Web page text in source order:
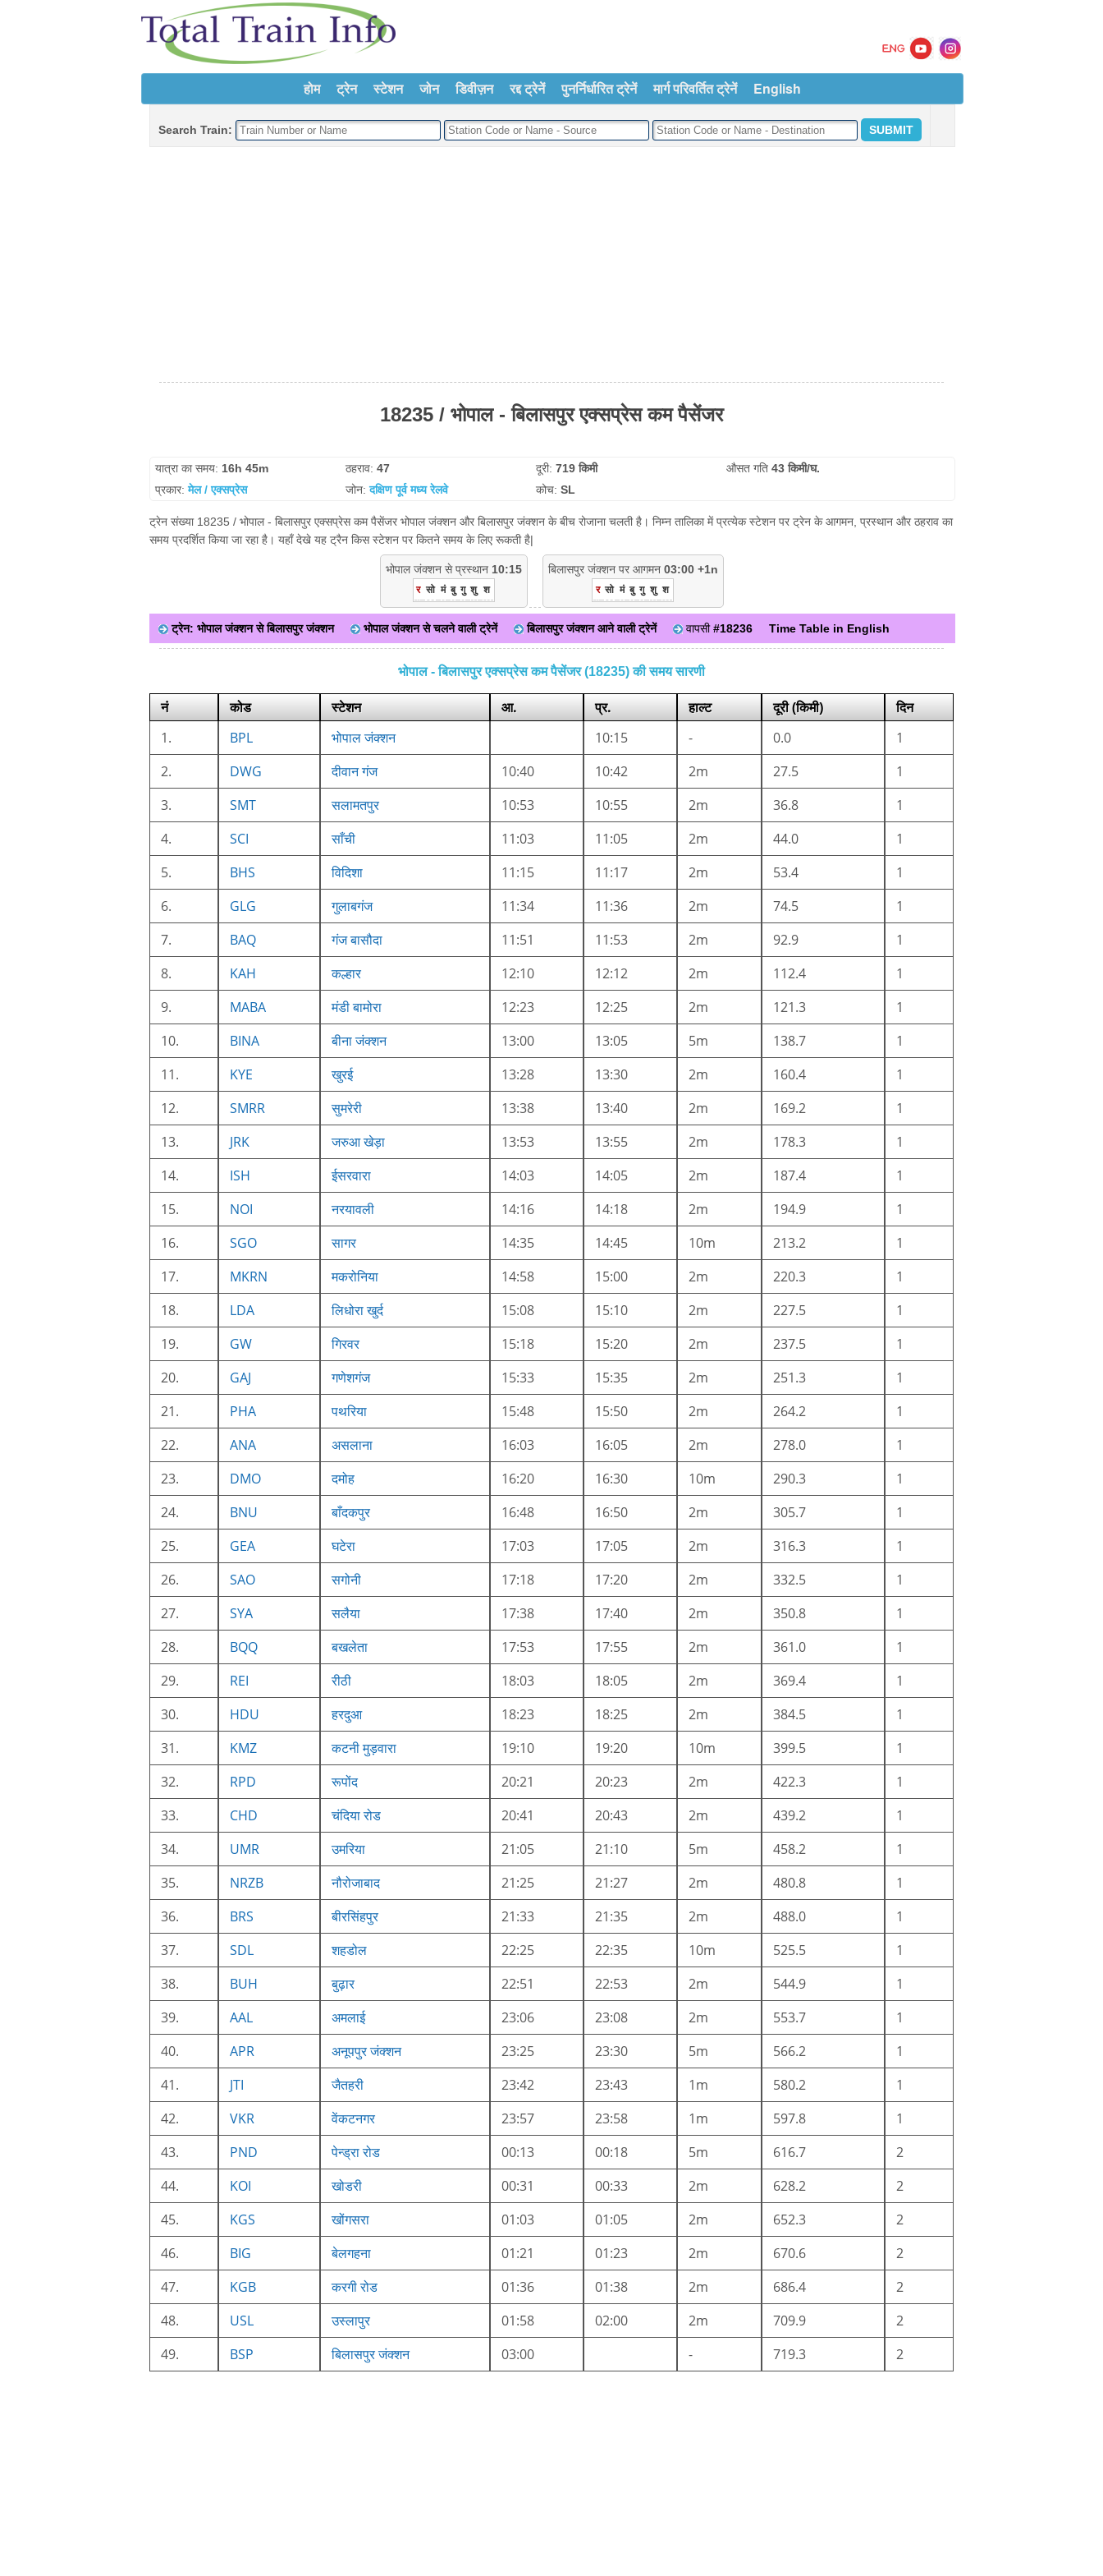
होम ट्रेन स्टेशन जोन डिवीज़न रद्द ट्रेनें पुनर्निर्धारित ट्रेनें मार्ग परिवर्तित ट्रेनें English
Search Train:
18235 / भोपाल - बिलासपुर एक्सप्रेस कम पैसेंजर
यात्रा का समय: 16h 45m ठहराव: 47 दूरी: 719 किमी औसत गति 43 किमी/घ.
प्रकार:मेल / एक्सप्रेस जोन:दक्षिण पूर्व मध्य रेलवे कोच: SL
ट्रेन संख्या 18235 / भोपाल - बिलासपुर एक्सप्रेस कम पैसेंजर भोपाल जंक्शन और बिलासपुर जंक्शन के बीच रोजाना चलती है। निम्न तालिका में प्रत्येक स्टेशन पर ट्रेन के आगमन, प्रस्थान और ठहराव का
समय प्रदर्शित किया जा रहा है। यहाँ देखे यह ट्रैन किस स्टेशन पर कितने समय के लिए रूकती है|
भोपाल जंक्शन से प्रस्थान 10:15
र सो मं बु गु शु श
बिलासपुर जंक्शन पर आगमन 03:00 +1n
र सो मं बु गु शु श
ट्रेन: भोपाल जंक्शन से बिलासपुर जंक्शन भोपाल जंक्शन से चलने वाली ट्रेनें बिलासपुर जंक्शन आने वाली ट्रेनें वापसी#18236 Time Table in English
भोपाल - बिलासपुर एक्सप्रेस कम पैसेंजर (18235) की समय सारणी
नं कोड स्टेशन आ. प्र. हाल्ट दूरी (किमी)
दिन
1.
BPL भोपाल जंक्शन 10:15 - 0.0
1
2.
DWG दीवान गंज 10:40 10:42 2m 27.5
1
3.
SMT सलामतपुर 10:53 10:55 2m 36.8
1
4.
SCI साँची 11:03 11:05 2m 44.0
1
5.
BHS विदिशा 11:15 11:17 2m 53.4
1
6.
GLG गुलाबगंज 11:34 11:36 2m 74.5
1
7.
BAQ गंज बासौदा 11:51 11:53 2m 92.9
1
8.
KAH कल्हार 12:10 12:12 2m 112.4
1
9.
MABA मंडी बामोरा 12:23 12:25 2m 121.3
1
10.
BINA बीना जंक्शन 13:00 13:05 5m 138.7
1
11.
KYE खुरई 13:28 13:30 2m 160.4
1
12.
SMRR सुमरेरी 13:38 13:40 2m 169.2
1
13.
JRK जरुआ खेड़ा 13:53 13:55 2m 178.3
1
14.
ISH ईसरवारा 14:03 14:05 2m 187.4
1
15.
NOI नरयावली 14:16 14:18 2m 194.9
1
16.
SGO सागर 14:35 14:45 10m 213.2
1
17.
MKRN मकरोनिया 14:58 15:00 2m 220.3
1
18.
LDA लिधोरा खुर्द 15:08 15:10 2m 227.5
1
19.
GW गिरवर 15:18 15:20 2m 237.5
1
20.
GAJ गणेशगंज 15:33 15:35 2m 251.3
1
21.
PHA पथरिया 15:48 15:50 2m 264.2
1
22.
ANA असलाना 16:03 16:05 2m 278.0
1
23.
DMO दमोह 16:20 16:30 10m 290.3
1
24.
BNU बाँदकपुर 16:48 16:50 2m 305.7
1
25.
GEA घटेरा 17:03 17:05 2m 316.3
1
26.
SAO सगोनी 17:18 17:20 2m 332.5
1
27.
SYA सलैया 17:38 17:40 2m 350.8
1
28.
BQQ बखलेता 17:53 17:55 2m 361.0
1
29.
REI रीठी 18:03 18:05 2m 369.4
1
30.
HDU हरदुआ 18:23 18:25 2m 384.5
1
31.
KMZ कटनी मुड़वारा 19:10 19:20 10m 399.5
1
32.
RPD रूपोंद 20:21 20:23 2m 422.3
1
33.
CHD चंदिया रोड 20:41 20:43 2m 439.2
1
34.
UMR उमरिया 21:05 21:10 5m 458.2
1
35.
NRZB नौरोजाबाद 21:25 21:27 2m 480.8
1
36.
BRS बीरसिंहपुर 21:33 21:35 2m 488.0
1
37.
SDL शहडोल 22:25 22:35 10m 525.5
1
38.
BUH बुढ़ार 22:51 22:53 2m 544.9
1
39.
AAL अमलाई 23:06 23:08 2m 553.7
1
40.
APR अनूपपुर जंक्शन 23:25 23:30 5m 566.2
1
41.
JTI जैतहरी 23:42 23:43 1m 580.2
1
42.
VKR वेंकटनगर 23:57 23:58 1m 597.8
1
43.
PND पेन्ड्रा रोड 00:13 00:18 5m 616.7
2
44.
KOI खोडरी 00:31 00:33 2m 628.2
2
45.
KGS खोंगसरा 01:03 01:05 2m 652.3
2
46.
BIG बेलगहना 01:21 01:23 2m 670.6
2
47.
KGB करगी रोड 01:36 01:38 2m 686.4
2
48.
USL उस्लापुर 01:58 02:00 2m 709.9
2
49.
BSP बिलासपुर जंक्शन 03:00 - 719.3 2